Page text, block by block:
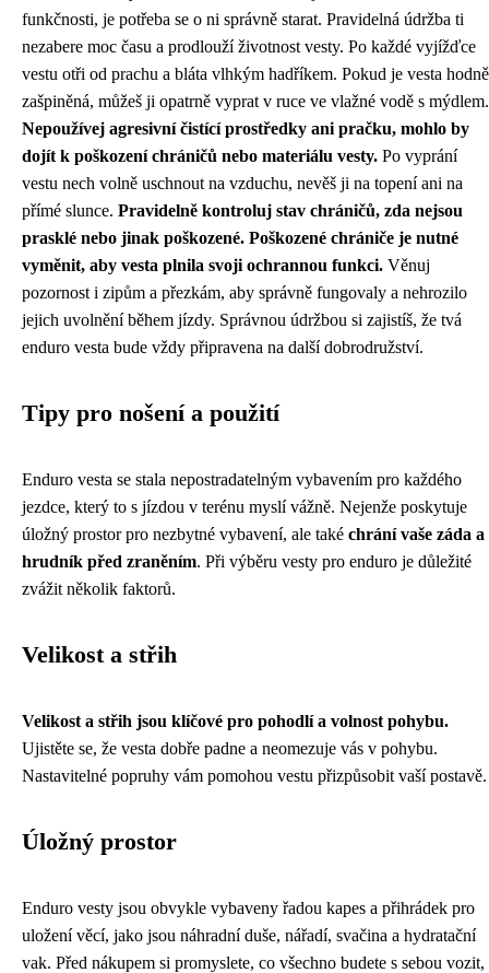
funkčnosti, je potřeba se o ni správně starat. Pravidelná údržba ti
nezabere moc času a prodlouží životnost vesty. Po každé vyjížďce
vestu otři od prachu a bláta vlhkým hadříkem. Pokud je vesta hodně
zašpiněná, můžeš ji opatrně vyprat v ruce ve vlažné vodě s mýdlem.
Nepoužívej agresivní čistící prostředky ani pračku, mohlo by
dojít k poškození chráničů nebo materiálu vesty. Po vyprání
vestu nech volně uschnout na vzduchu, nevěš ji na topení ani na
přímé slunce. Pravidelně kontroluj stav chráničů, zda nejsou
prasklé nebo jinak poškozené. Poškozené chrániče je nutné
vyměnit, aby vesta plnila svoji ochrannou funkci. Věnuj
pozornost i zipům a přezkám, aby správně fungovaly a nehrozilo
jejich uvolnění během jízdy. Správnou údržbou si zajistíš, že tvá
enduro vesta bude vždy připravena na další dobrodružství.
Tipy pro nošení a použití
Enduro vesta se stala nepostradatelným vybavením pro každého
jezdce, který to s jízdou v terénu myslí vážně. Nejenže poskytuje
úložný prostor pro nezbytné vybavení, ale také chrání vaše záda a
hrudník před zraněním. Při výběru vesty pro enduro je důležité
zvážit několik faktorů.
Velikost a střih
Velikost a střih jsou klíčové pro pohodlí a volnost pohybu.
Ujistěte se, že vesta dobře padne a neomezuje vás v pohybu.
Nastavitelné popruhy vám pomohou vestu přizpůsobit vaší postavě.
Úložný prostor
Enduro vesty jsou obvykle vybaveny řadou kapes a přihrádek pro
uložení věcí, jako jsou náhradní duše, nářadí, svačina a hydratační
vak. Před nákupem si promyslete, co všechno budete s sebou vozit,